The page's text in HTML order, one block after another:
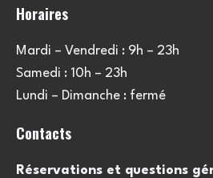
Horaires
Mardi – Vendredi : 9h – 23h
Samedi : 10h – 23h
Lundi – Dimanche : fermé
Contacts
Réservations et questions